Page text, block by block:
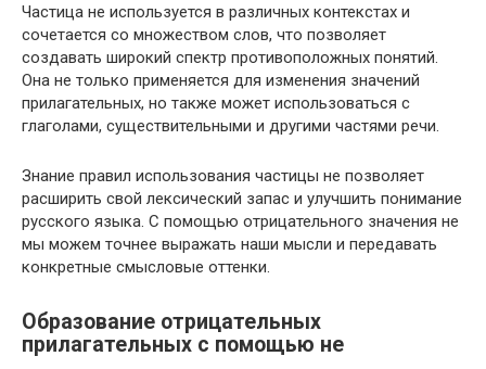
Частица не используется в различных контекстах и
сочетается со множеством слов, что позволяет
создавать широкий спектр противоположных понятий.
Она не только применяется для изменения значений
прилагательных, но также может использоваться с
глаголами, существительными и другими частями речи.
Знание правил использования частицы не позволяет
расширить свой лексический запас и улучшить понимание
русского языка. С помощью отрицательного значения не
мы можем точнее выражать наши мысли и передавать
конкретные смысловые оттенки.
Образование отрицательных
прилагательных с помощью не